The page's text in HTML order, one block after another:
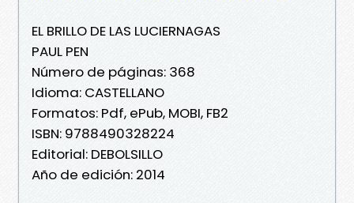
EL BRILLO DE LAS LUCIERNAGAS
PAUL PEN
Número de páginas: 368
Idioma: CASTELLANO
Formatos: Pdf, ePub, MOBI, FB2
ISBN: 9788490328224
Editorial: DEBOLSILLO
Año de edición: 2014